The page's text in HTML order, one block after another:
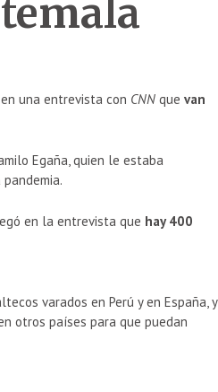
una entrevista con CNN que van
Egaña, quien le estaba
en la entrevista que hay 400
varados en Perú y en España, y
otros países para que puedan